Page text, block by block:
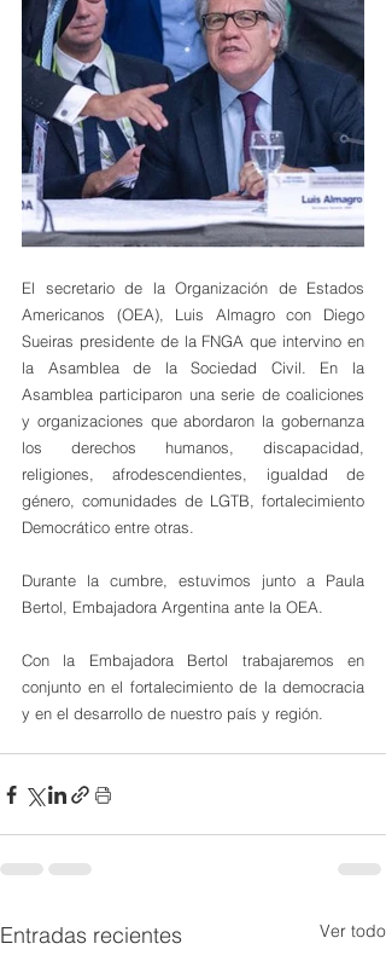
El secretario de la Organización de Estados
Americanos (OEA), Luis Almagro con Diego
Sueiras presidente de la FNGA que intervino en
la Asamblea de la Sociedad Civil. En la
Asamblea participaron una serie de coaliciones
y organizaciones que abordaron la gobernanza
los derechos humanos, discapacidad,
religiones, afrodescendientes, igualdad de
género, comunidades de LGTB, fortalecimiento
Democrático entre otras.
Durante la cumbre, estuvimos junto a Paula
Bertol, Embajadora Argentina ante la OEA.
Con la Embajadora Bertol trabajaremos en
conjunto en el fortalecimiento de la democracia
y en el desarrollo de nuestro país y región.
Entradas recientes Ver todo